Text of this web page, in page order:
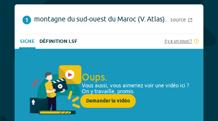
1 montagne du sud-ouest du Maroc (V. Atlas). source
SIGNE DÉFINITION LSF Il y a un souci ?
Oups.
Vous aussi, vous aimeriez voir une vidéo ici ?
On y travaille, promis.
Demander la vidéo